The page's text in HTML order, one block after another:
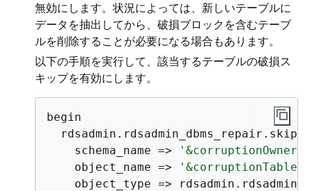
無効にします。状況によっては、新しいテーブルに
データを抽出してから、破損ブロックを含むテーブ
ルを削除することが必要になる場合もあります。
以下の手順を実行して、該当するテーブルの破損ス
キップを有効にします。
begin
schema_name => '&corruptionOwner'
object_name => '&corruptionTable'
object_type =>